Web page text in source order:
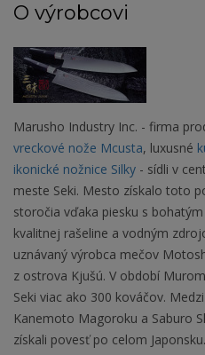
O výrobcovi
Marusho Industry Inc. - firma
vreckové nože Mcusta, luxusné
ikonické nožnice Silky - sídli v
meste Seki. Mesto získalo toto
storočia vďaka piesku s
kvalitnej rašeline a vodným
uznávaný výrobca mečov
z ostrova Kjušú. V období
Seki viac ako 300 kováčov.
Kanemoto Magoroku a Saburo
získali povesť po celom Japonsku.